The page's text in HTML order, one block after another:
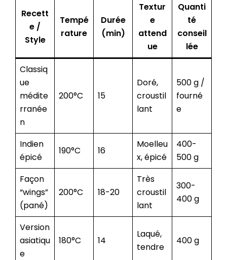
Recett
e /
Style
Tempé
rature
Durée
(min)
Textur
e
attend
ue
Quanti
té
conseil
lée
Classiq
ue
médite
rranée
n
200°C 15
Doré,
croustil
lant
500 g /
fourné
e
Indien
épicé
190°C 16
Moelleu
x, épicé
400-
500 g
Façon
“wings”
(pané)
200°C 18-20
Très
croustil
lant
300-
400 g
Version
asiatiqu
e
180°C 14
Laqué,
tendre
400 g